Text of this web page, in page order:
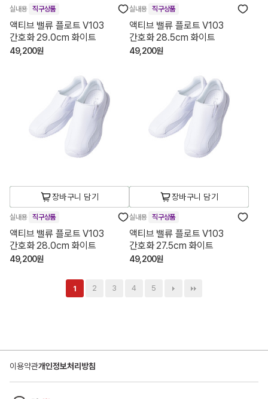
실내용 직구상품
액티브 밸류 플로트 V103
간호화 29.0cm 화이트
49,200원
실내용 직구상품
액티브 밸류 플로트 V103
간호화 28.5cm 화이트
49,200원
장바구니 담기
실내용 직구상품
액티브 밸류 플로트 V103
간호화 28.0cm 화이트
49,200원
장바구니 담기
실내용 직구상품
액티브 밸류 플로트 V103
간호화 27.5cm 화이트
49,200원
1 2 3 4 5
이용약관개인정보처리방침